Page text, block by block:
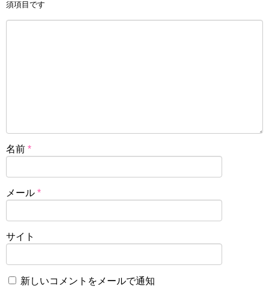
須項目です
名前 *
メール *
サイト
新しいコメントをメールで通知